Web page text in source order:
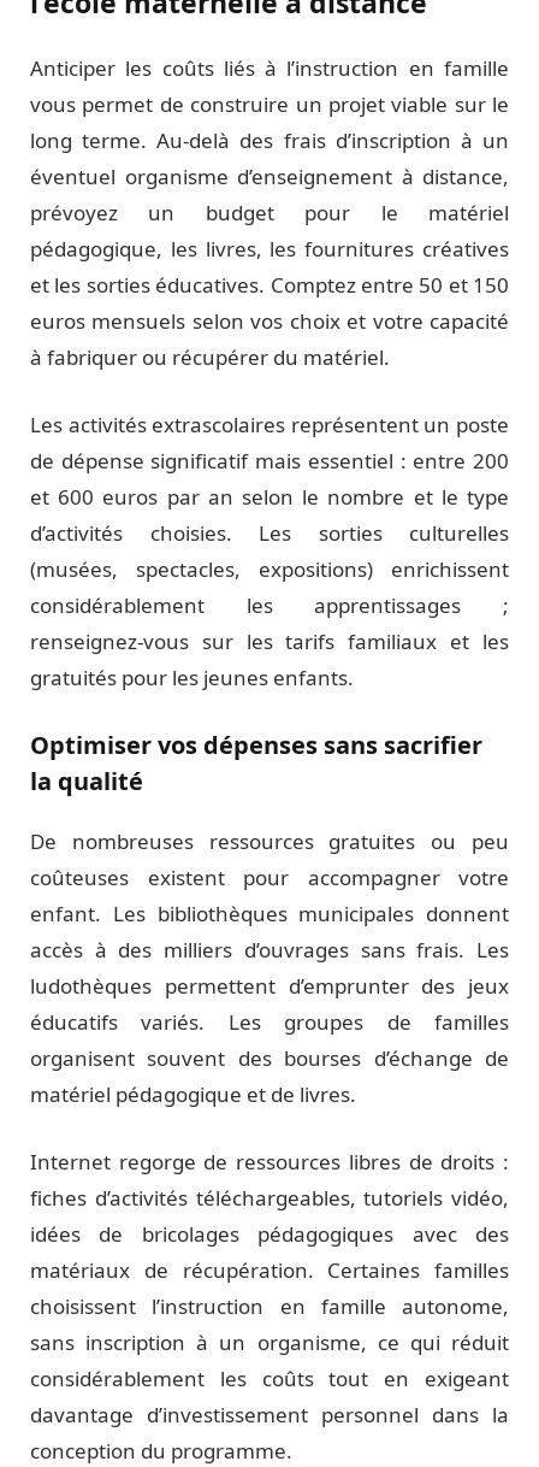
Anticiper les coûts liés à l’instruction en famille
vous permet de construire un projet viable sur le
long terme. Au-delà des frais d’inscription à un
éventuel organisme d’enseignement à distance,
prévoyez un budget pour le matériel
pédagogique, les livres, les fournitures créatives
et les sorties éducatives. Comptez entre 50 et 150
euros mensuels selon vos choix et votre capacité
à fabriquer ou récupérer du matériel.
Les activités extrascolaires représentent un poste
de dépense significatif mais essentiel : entre 200
et 600 euros par an selon le nombre et le type
d’activités choisies. Les sorties culturelles
(musées, spectacles, expositions) enrichissent
considérablement les apprentissages ;
renseignez-vous sur les tarifs familiaux et les
gratuités pour les jeunes enfants.
Optimiser vos dépenses sans sacrifier
la qualité
De nombreuses ressources gratuites ou peu
coûteuses existent pour accompagner votre
enfant. Les bibliothèques municipales donnent
accès à des milliers d’ouvrages sans frais. Les
ludothèques permettent d’emprunter des jeux
éducatifs variés. Les groupes de familles
organisent souvent des bourses d’échange de
matériel pédagogique et de livres.
Internet regorge de ressources libres de droits :
fiches d’activités téléchargeables, tutoriels vidéo,
idées de bricolages pédagogiques avec des
matériaux de récupération. Certaines familles
choisissent l’instruction en famille autonome,
sans inscription à un organisme, ce qui réduit
considérablement les coûts tout en exigeant
davantage d’investissement personnel dans la
conception du programme.